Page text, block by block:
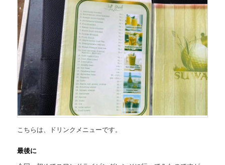
こちらは、 ドリンクメニューです。
最後に